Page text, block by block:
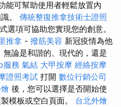
能可幫助使用者輕鬆放置內
。 傳統整復推拿技術士證照
選項可協助您實現您的創意。
推拿 - 撥筋美容 新冠疫情為他
論是和諧的、現代的，還是
服務 氣結 大甲按摩 經絡按摩
證照考試 打開 數位行銷公司
後，您可以選擇是否開始使
模板或空白頁面。 台北外燴